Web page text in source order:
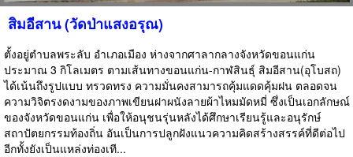
สิมอีสาน (วัดป่าแสงอรุณ)
ตั้งอยู่ตำบลพระลับ อำเภอเมือง ห่างจากศาลากลางจังหวัดขอนแก่น
ประมาณ 3 กิโลเมตร ตามเส้นทางขอนแก่น-กาฬสินธุ์ สิมอีสาน(อุโบสถ)
ได้เน้นถึงรูปแบบ ทรวดทรง ความมั่นคงสามารถคุ้มแดดคุ้มฝน ตลอดจน
ความวิจิตรงดงามของภาพเขียนฝาผนังลายผ้าไหมมัดหมี่ ซึ่งเป็นเอกลักษณ์
ของจังหวัดขอนแก่น เพื่อให้อนุชนรุ่นหลังได้ศึกษาเรียนรู้และอนุรักษ์
สถาปัตยกรรมท้องถิ่น อันเป็นการปลูกฝังแนวความคิดสร้างสรรค์ที่ดีต่อไป
อีกทั้งยังเป็นแหล่งท่องเที...